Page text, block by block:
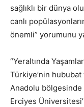
sağlıklı bir dünya
canlı
önemli” yorumunu
“Yeraltında
Türkiye’nin hububat
Anadolu bölgesinde
Erciyes